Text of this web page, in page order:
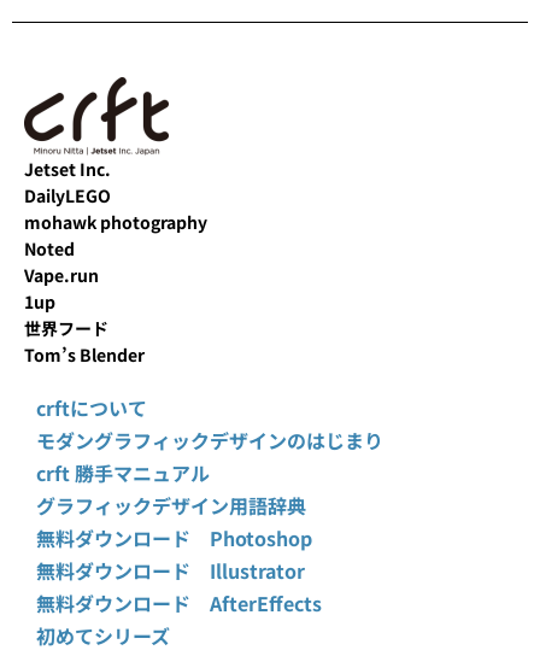
Jetset Inc.
DailyLEGO
mohawk photography
Noted
Vape.run
1up
世界フード
Tom’s Blender
crftについて
モダングラフィックデザインのはじまり
crft 勝手マニュアル
グラフィックデザイン用語辞典
無料ダウンロード Photoshop
無料ダウンロード Illustrator
無料ダウンロード AfterEffects
初めてシリーズ